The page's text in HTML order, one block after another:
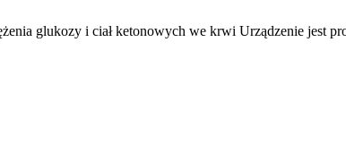
glukozy i ciał ketonowych we krwi Urządzenie jest